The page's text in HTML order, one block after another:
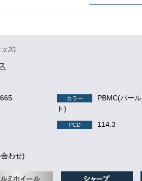
ッズ)
カラー
PBMC(パー
ト)
PCD 114.3
わせ)